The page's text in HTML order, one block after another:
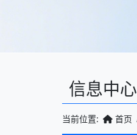
信息中心
当前位置: 首页